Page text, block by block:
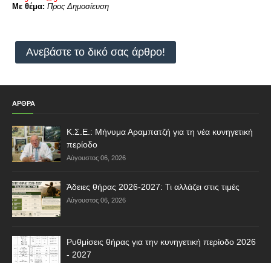
Με θέμα: Προς Δημοσίευση
Ανεβάστε το δικό σας άρθρο!
ΑΡΘΡΑ
Κ.Σ.Ε.: Μήνυμα Αραμπατζή για τη νέα κυνηγετική
περίοδο
Αύγουστος 06, 2026
Άδειες θήρας 2026-2027: Τι αλλάζει στις τιμές
Αύγουστος 06, 2026
Ρυθμίσεις θήρας για την κυνηγετική περίοδο 2026
- 2027